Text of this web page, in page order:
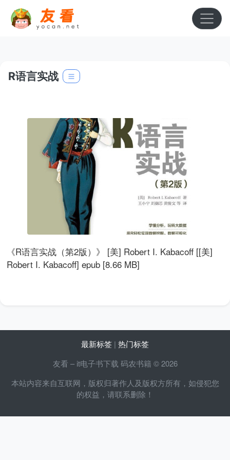
R语言实战
《R语言实战（第2版）》 [美] Robert I. Kabacoff [[美]
Robert I. Kabacoff] epub [8.66 MB]
最新标签 | 热门标签
友看 – it电子书下载 码农书籍 © 2026
本站内容来自互联网，版权归著作人及版权方所有，如侵犯您
的权益，请联系删除！